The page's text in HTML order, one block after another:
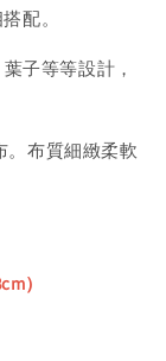
配。
子等等設計，
。布質細緻柔軟
）